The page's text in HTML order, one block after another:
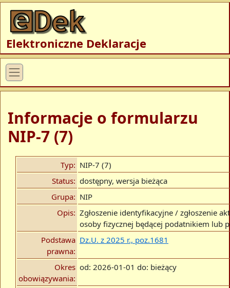
Elektroniczne Deklaracje
Informacje o formularzu
NIP-7 (7)
Typ: NIP-7 (7)
Status: dostępny, wersja bieżąca
Grupa: NIP
Opis: Zgłoszenie identyfikacyjne / zgłoszenie
osoby fizycznej będącej podatnikiem lub
Podstawa
prawna:
Dz.U. z 2025 r., poz.1681
Okres
obowiązywania:
od: 2026-01-01 do: bieżący